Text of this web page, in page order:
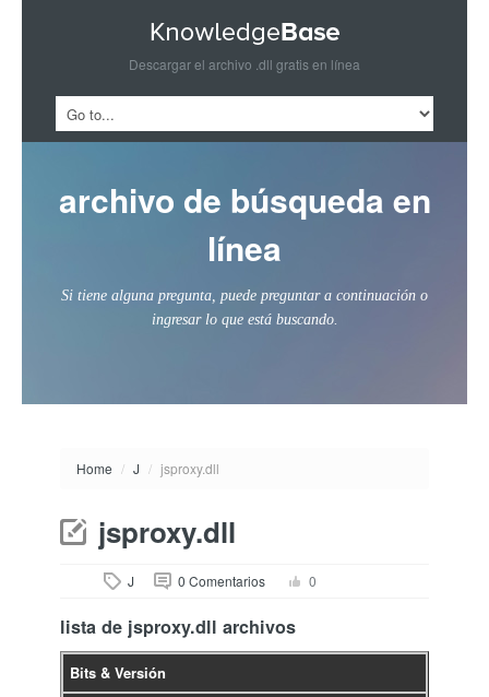
Descargar el archivo .dll gratis en línea
archivo de búsqueda en
línea
Si tiene alguna pregunta, puede preguntar a continuación o
ingresar lo que está buscando.
Home / J / jsproxy.dll
jsproxy.dll
J 0 Comentarios 0
lista de jsproxy.dll archivos
Bits & Versión